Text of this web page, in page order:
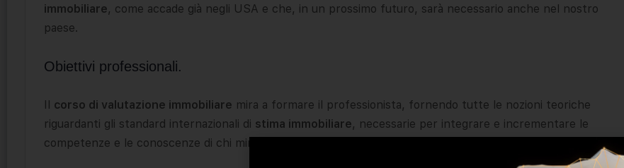
immobiliare, come accade già negli USA e che, in un prossimo futuro, sarà necessario anche nel nostro
paese.
Obiettivi professionali.
Il corso di valutazione immobiliare mira a formare il professionista, fornendo tutte le nozioni teoriche
riguardanti gli standard internazionali di stima immobiliare, necessarie per integrare e incrementare le
competenze e le conoscenze di chi mira a